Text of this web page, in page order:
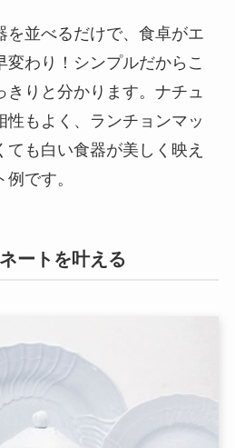
を並べるだけで、食卓がエ
変わり！シンプルだからこ
りと分かります。ナチュ
性もよく、ランチョンマッ
ても白い食器が美しく映え
です。
ートを叶える